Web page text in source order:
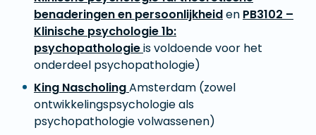
benaderingen en persoonlijkheiden PB3102 –
Klinische psychologie 1b:
psychopathologieis voldoende voor het
onderdeel psychopathologie)
King NascholingAmsterdam (zowel
ontwikkelingspsychologie als
psychopathologie volwassenen)